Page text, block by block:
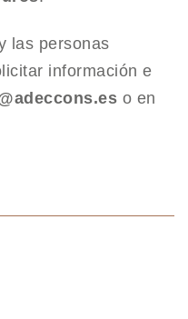
las personas
información e
o en